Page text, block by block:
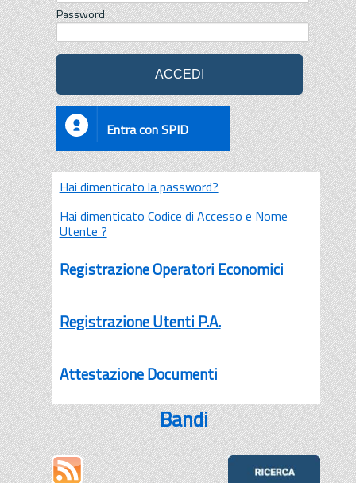
Password
Entra con SPID
Hai dimenticato la password?
Hai dimenticato Codice di Accesso e Nome
Utente ?
Registrazione Operatori Economici
Registrazione Utenti P.A.
Attestazione Documenti
Bandi